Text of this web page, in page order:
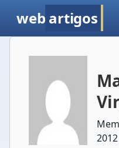
web artigos
2012